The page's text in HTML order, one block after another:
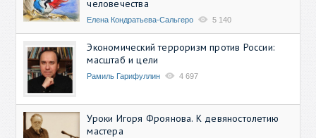
человечества
Елена Кондратьева-Сальгеро 5 140
Экономический терроризм против России:
масштаб и цели
Рамиль Гарифуллин 4 697
Уроки Игоря Фроянова. К девяностолетию
мастера